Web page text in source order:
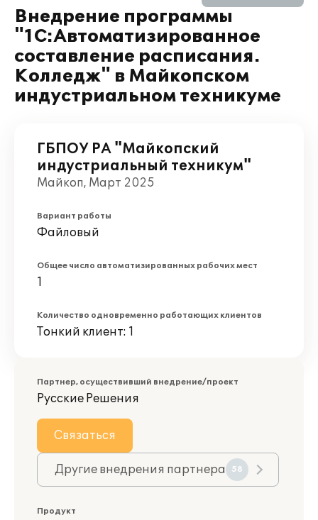
Внедрение программы
"1С:Автоматизированное
составление расписания.
Колледж" в Майкопском
индустриальном техникуме
ГБПОУ РА "Майкопский
индустриальный техникум"
Майкоп, Март 2025
Вариант работы
Файловый
Общее число автоматизированных рабочих мест
1
Количество одновременно работающих клиентов
Тонкий клиент: 1
Партнер, осуществивший внедрение/проект
Русские Решения
Связаться
Другие внедрения партнера 58
Продукт